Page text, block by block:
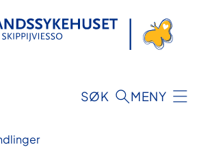
SØK MENY